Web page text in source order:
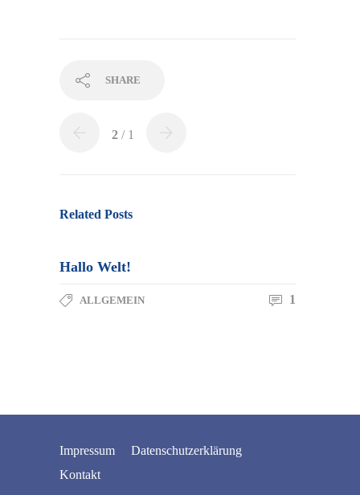
SHARE
2 / 1
Re­la­ted Posts
Hallo Welt!
ALL­GE­MEIN 1
Im­pres­sum
Da­ten­schutz­er­klä­rung
Kon­takt